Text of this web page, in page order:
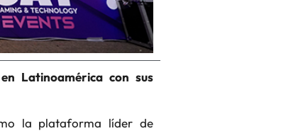
Latinoamérica con sus
la plataforma líder de